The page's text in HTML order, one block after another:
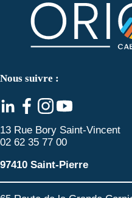
Nous suivre :
13 Rue Bory Saint-Vincent
02 62 35 77 00
97410 Saint-Pierre